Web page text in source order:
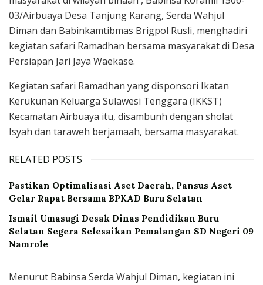
03/Airbuaya Desa Tanjung Karang, Serda Wahjul
Diman dan Babinkamtibmas Brigpol Rusli, menghadiri
kegiatan safari Ramadhan bersama masyarakat di Desa
Persiapan Jari Jaya Waekase.
Kegiatan safari Ramadhan yang disponsori Ikatan
Kerukunan Keluarga Sulawesi Tenggara (IKKST)
Kecamatan Airbuaya itu, disambunh dengan sholat
Isyah dan taraweh berjamaah, bersama masyarakat.
RELATED POSTS
Pastikan Optimalisasi Aset Daerah, Pansus Aset
Gelar Rapat Bersama BPKAD Buru Selatan
Ismail Umasugi Desak Dinas Pendidikan Buru
Selatan Segera Selesaikan Pemalangan SD Negeri 09
Namrole
Menurut Babinsa Serda Wahjul Diman, kegiatan ini